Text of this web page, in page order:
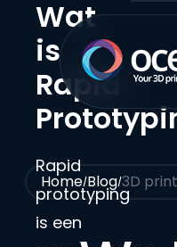
Direct naar content
Home Blog 3D
Wat
is
Rapid
Rapid
prototyping
is een